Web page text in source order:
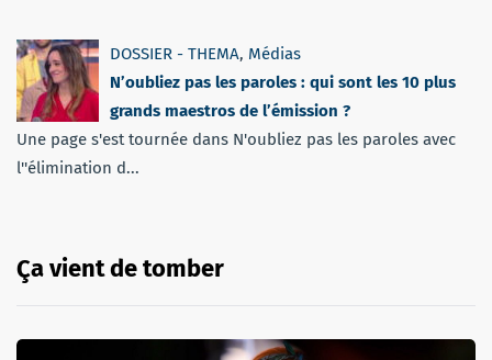
DOSSIER - THEMA, Médias
N’oubliez pas les paroles : qui sont les 10 plus
grands maestros de l’émission ?
Une page s'est tournée dans N'oubliez pas les paroles avec
l''élimination d...
Ça vient de tomber